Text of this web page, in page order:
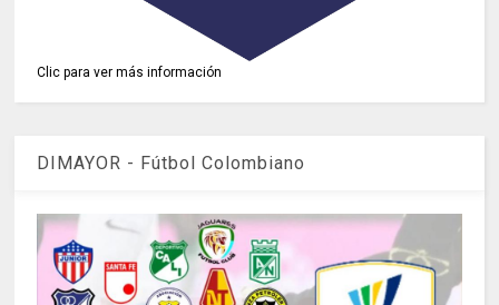
Clic para ver más información
DIMAYOR - Fútbol Colombiano